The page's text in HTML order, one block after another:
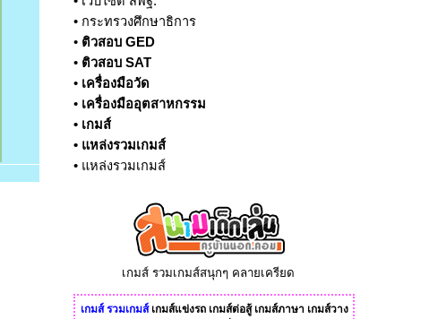
• กระทรวงศึกษาธิการ
• ติวสอบ GED
• ติวสอบ SAT
• เครื่องมือวัด
• เครื่องมืออุตสาหกรรม
• เกมส์
• แหล่งรวมเกมส์
• แหล่งรวมเกมส์
เกมส์ รวมเกมส์สนุกๆ คลายเครียด
เกมส์ รวมเกมส์ เกมส์แข่งรถ เกมส์ต่อสู้ เกมส์ภาษา เกมส์วาง